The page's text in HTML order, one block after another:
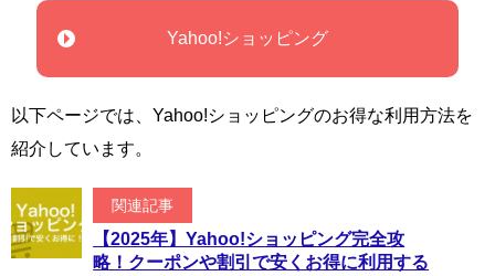
Yahoo!ショッピング
以下ページでは、Yahoo!ショッピングのお得な利用方法を
紹介しています。
関連記事
【2025年】Yahoo!ショッピング完全攻
略！クーポンや割引で安くお得に利用する